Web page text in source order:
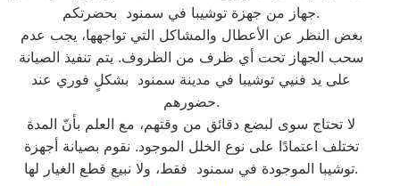
جهاز من جهزة توشيبا في سمنود بحضرتكم.
بغض النظر عن الأعطال والمشاكل التي تواجهها، يجب عدم
سحب الجهاز تحت أي ظرف من الظروف. يتم تنفيذ الصيانة
على يد فنيي توشيبا في مدينة سمنود بشكلٍ فوري عند
حضورهم.
لا تحتاج سوى لبضع دقائق من وقتهم، مع العلم بأنّ المدة
تختلف اعتمادًا على نوع الخلل الموجود. نقوم بصيانة أجهزة
توشيبا الموجودة في سمنود فقط، ولا نبيع قطع الغيار لها.